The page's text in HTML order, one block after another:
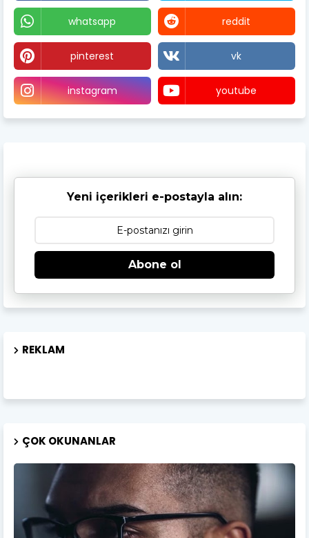
whatsapp reddit
pinterest vk
instagram youtube
Yeni içerikleri e-postayla alın:
Abone ol
REKLAM
ÇOK OKUNANLAR